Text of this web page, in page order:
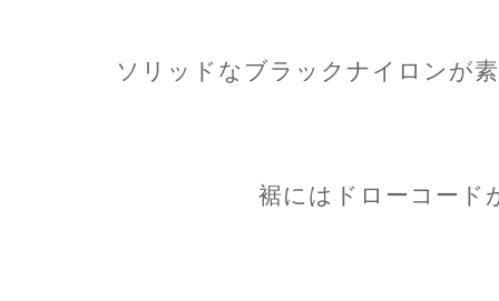
ソリッドなブラックナイロンが
裾にはドローコード